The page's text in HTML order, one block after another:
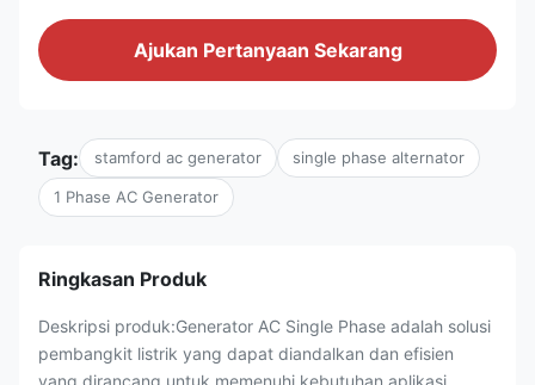
Ajukan Pertanyaan Sekarang
Tag: stamford ac generator single phase alternator
1 Phase AC Generator
Ringkasan Produk
Deskripsi produk:Generator AC Single Phase adalah solusi
pembangkit listrik yang dapat diandalkan dan efisien
yang dirancang untuk memenuhi kebutuhan aplikasi